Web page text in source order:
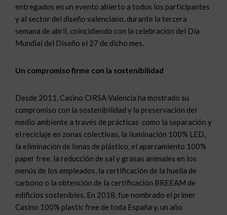
entregados en un evento abierto a todos los participantes
y al sector del diseño valenciano, durante la tercera
semana de abril, coincidiendo con la celebración del Día
Mundial del Diseño el 27 de dicho mes.
Un compromiso firme con la sostenibilidad
Desde 2011, Casino CIRSA Valencia ha mostrado su
compromiso con la sostenibilidad y la preservación del
medio ambiente a través de prácticas como la separación y
el reciclaje en zonas colectivas, la iluminación 100% LED,
la eliminación de lonas de plástico, el aparcamiento 100%
paper free, la reducción de sal y grasas animales en los
menús de los empleados, la certificación de la huella de
carbono o la obtención de la certificación BREEAM de
edificios sostenibles. En 2018, fue nombrado el primer
Casino 100% plastic free de toda España y, un año